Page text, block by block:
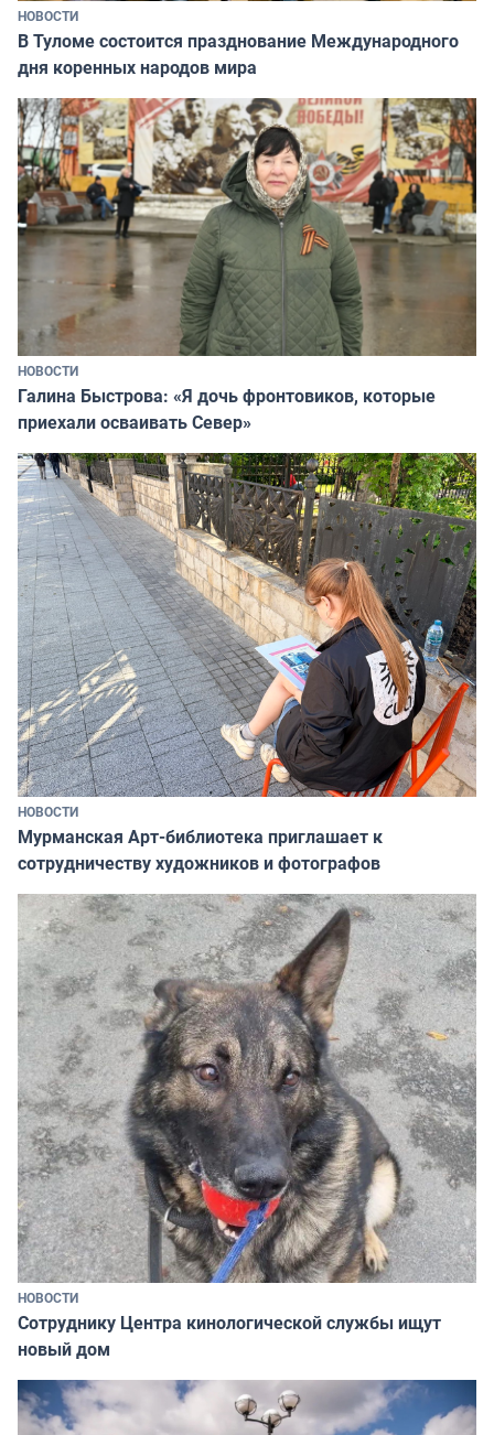
НОВОСТИ
В Туломе состоится празднование Международного
дня коренных народов мира
НОВОСТИ
Галина Быстрова: «Я дочь фронтовиков, которые
приехали осваивать Север»
НОВОСТИ
Мурманская Арт-библиотека приглашает к
сотрудничеству художников и фотографов
НОВОСТИ
Сотруднику Центра кинологической службы ищут
новый дом